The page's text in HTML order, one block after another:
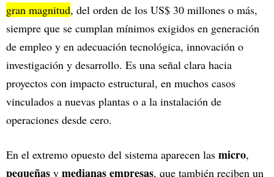
gran magnitud, del orden de los US$ 30 millones o más,
siempre que se cumplan mínimos exigidos en generación
de empleo y en adecuación tecnológica, innovación o
investigación y desarrollo. Es una señal clara hacia
proyectos con impacto estructural, en muchos casos
vinculados a nuevas plantas o a la instalación de
operaciones desde cero.
En el extremo opuesto del sistema aparecen las micro,
pequeñas y medianas empresas, que también reciben un